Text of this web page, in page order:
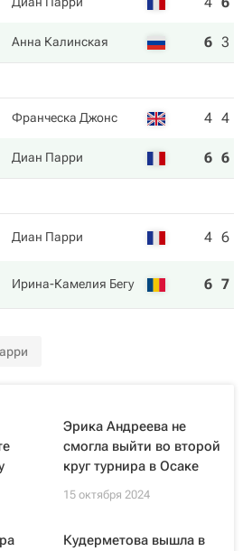
Анна Калинская 6 3
Франческа Джонс 4 4
Диан Парри 6 6
Диан Парри 4 6
Ирина-Камелия Бегу 6 7
Эрика Андреева не
смогла выйти во второй
круг турнира в Осаке
15 октября 2024
Кудерметова вышла в